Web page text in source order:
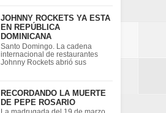
JOHNNY ROCKETS YA ESTA
EN REPÚBLICA
DOMINICANA
Santo Domingo. La cadena
internacional de restaurantes
Johnny Rockets abrió sus
RECORDANDO LA MUERTE
DE PEPE ROSARIO